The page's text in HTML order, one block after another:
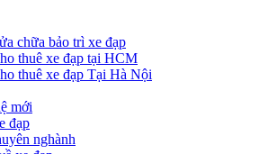
chữa bảo trì xe đạp
thuê xe đạp tại HCM
thuê xe đạp Tại Hà Nội
mới
đạp
nghành